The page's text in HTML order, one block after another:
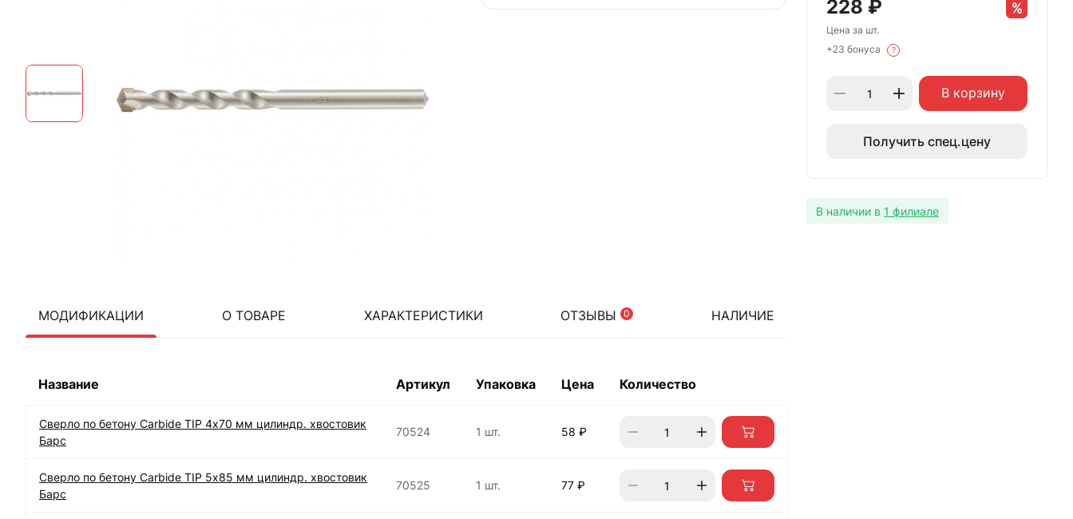
МОДИФИКАЦИИ О ТОВАРЕ ХАРАКТЕРИСТИКИ ОТЗЫВЫ 0 НАЛИЧИЕ
Название Артикул Упаковка Цена Количество
Сверло по бетону Carbide TIP 4х70 мм цилиндр. хвостовик
Барс
70524 1 шт. 58 ₽
Сверло по бетону Carbide TIP 5х85 мм цилиндр. хвостовик
Барс
70525 1 шт. 77 ₽
228 ₽
Цена за шт.
+23 бонуса
?
В корзину
Получить спец.цену
В наличии в 1 филиале